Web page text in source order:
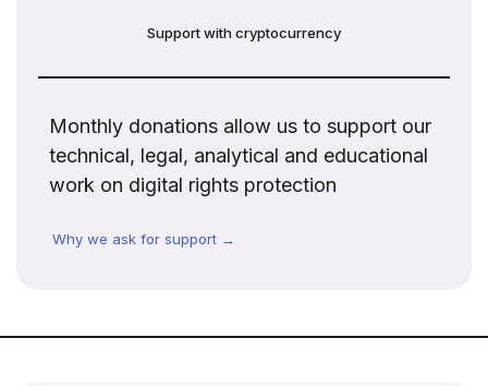
Support with cryptocurrency
Monthly donations allow us to support our
technical, legal, analytical and educational
work on digital rights protection
Why we ask for support →